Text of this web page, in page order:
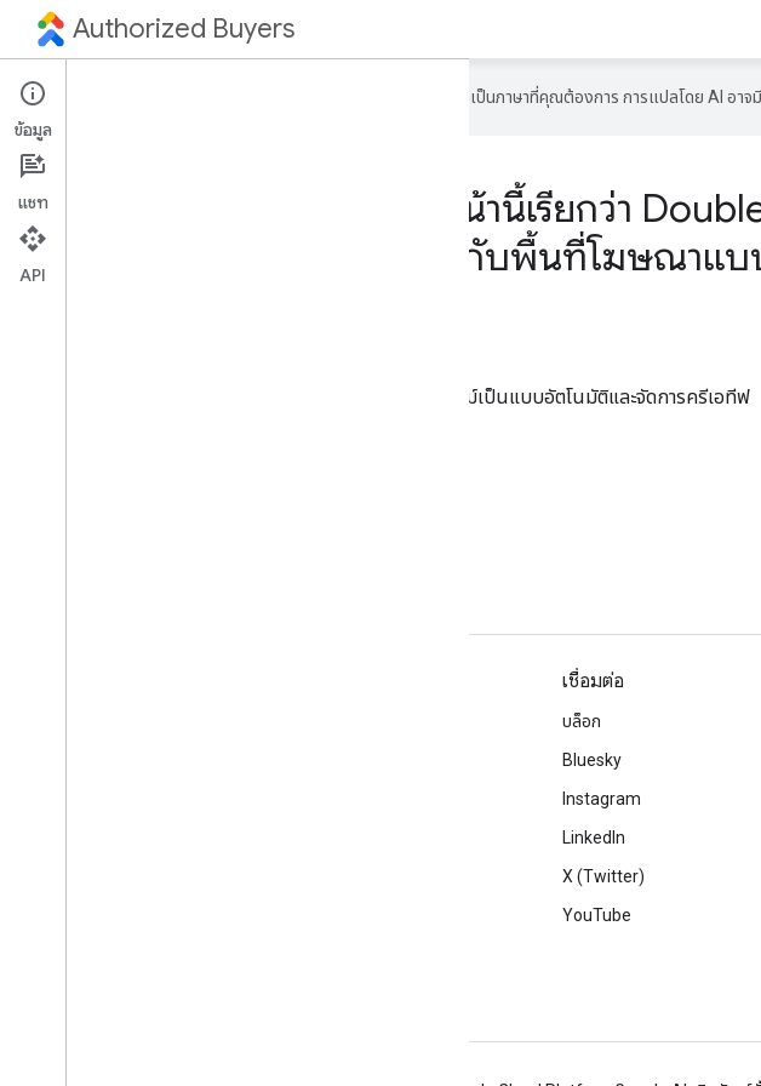
Authorized Buyers
Google ใช้เทคโนโลยี AI เพื่อแปลเนื้อหาเป็นภาษาที่คุณต้องการ การแปลโดย AI อา
Authorized Buyers (ก่อนหน้านี้เรียกว่า
ซี และแพลตฟอร์มฝั่งดีมานด์กับพื้นที่โฆษณาแบ
โดยมีจุดประสงค์เพื่อให้การเสนอราคาแบบเรียลไทม์เป็นแบบอัตโนมัติและจัดการครีเอทีฟ
เชื่อมต่อ
บล็อก
Bluesky
Instagram
LinkedIn
X (Twitter)
YouTube
ข้อมูล
แชท
API